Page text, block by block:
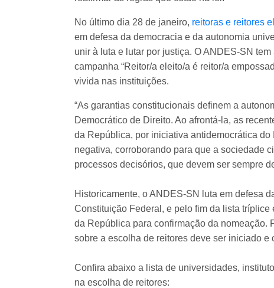
No último dia 28 de janeiro, reitoras e reitores
em defesa da democracia e da autonomia
unir à luta e lutar por justiça. O ANDES-SN
campanha “Reitor/a eleito/a é reitor/a
vivida nas instituições.
“As garantias constitucionais definem a
Democrático de Direito. Ao afrontá-la, as
da República, por iniciativa antidemocrática
negativa, corroborando para que a sociedade
processos decisórios, que devem ser sempre
Historicamente, o ANDES-SN luta em defesa
Constituição Federal, e pelo fim da lista
da República para confirmação da nomeação.
sobre a escolha de reitores deve ser iniciado
Confira abaixo a lista de universidades,
na escolha de reitores: